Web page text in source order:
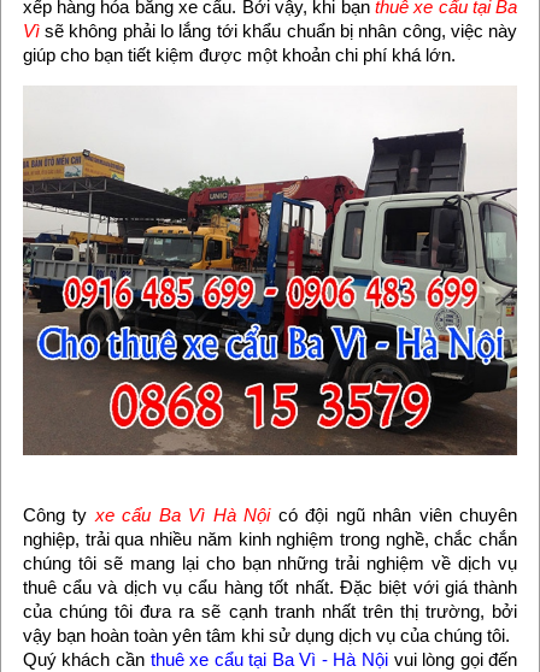
xếp hàng hóa bằng xe cẩu. Bởi vậy, khi bạn thuê xe cẩu tại Ba
Vìsẽ không phải lo lắng tới khẩu chuẩn bị nhân công, việc này
giúp cho bạn tiết kiệm được một khoản chi phí khá lớn.
Công ty xe cẩu Ba Vì Hà Nộicó đội ngũ nhân viên chuyên
nghiệp, trải qua nhiều năm kinh nghiệm trong nghề, chắc chắn
chúng tôi sẽ mang lại cho bạn những trải nghiệm về dịch vụ
thuê cẩu và dịch vụ cẩu hàng tốt nhất. Đặc biệt với giá thành
của chúng tôi đưa ra sẽ cạnh tranh nhất trên thị trường, bởi
vậy bạn hoàn toàn yên tâm khi sử dụng dịch vụ của chúng tôi.
Quý khách cần thuê xe cẩu tại Ba Vì - Hà Nộivui lòng gọi đến